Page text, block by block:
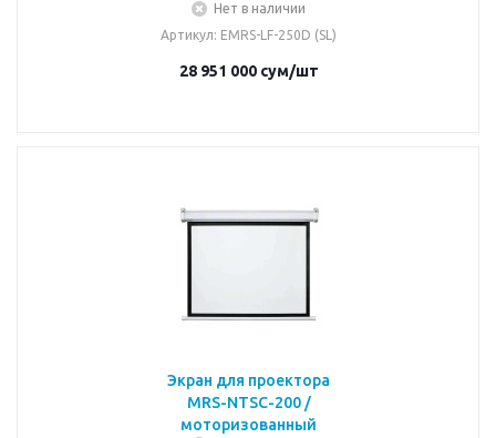
Нет в наличии
Артикул: EMRS-LF-250D (SL)
28 951 000сум/шт
Экран для проектора
MRS-NTSC-200 /
моторизованный